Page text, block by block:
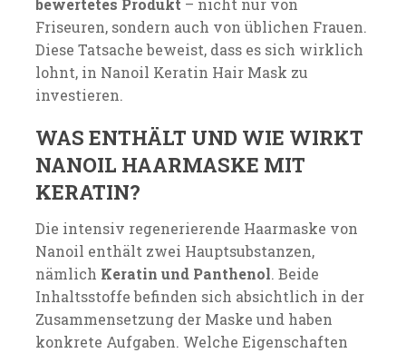
bewertetes Produkt – nicht nur von
Friseuren, sondern auch von üblichen Frauen.
Diese Tatsache beweist, dass es sich wirklich
lohnt, in Nanoil Keratin Hair Mask zu
investieren.
WAS ENTHÄLT UND WIE WIRKT
NANOIL HAARMASKE MIT
KERATIN?
Die intensiv regenerierende Haarmaske von
Nanoil enthält zwei Hauptsubstanzen,
nämlich Keratin und Panthenol. Beide
Inhaltsstoffe befinden sich absichtlich in der
Zusammensetzung der Maske und haben
konkrete Aufgaben. Welche Eigenschaften